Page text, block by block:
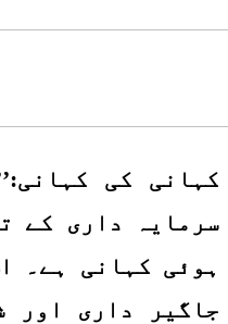
کہانی کی
سرمایہ داری کے
ہوئی کہانی ہے۔
جاگیر داری اور